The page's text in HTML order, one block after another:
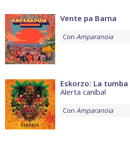
Vente pa Barna
Con Amparanoia
Eskorzo: La tumba
Alerta caníbal
Con Amparanoia